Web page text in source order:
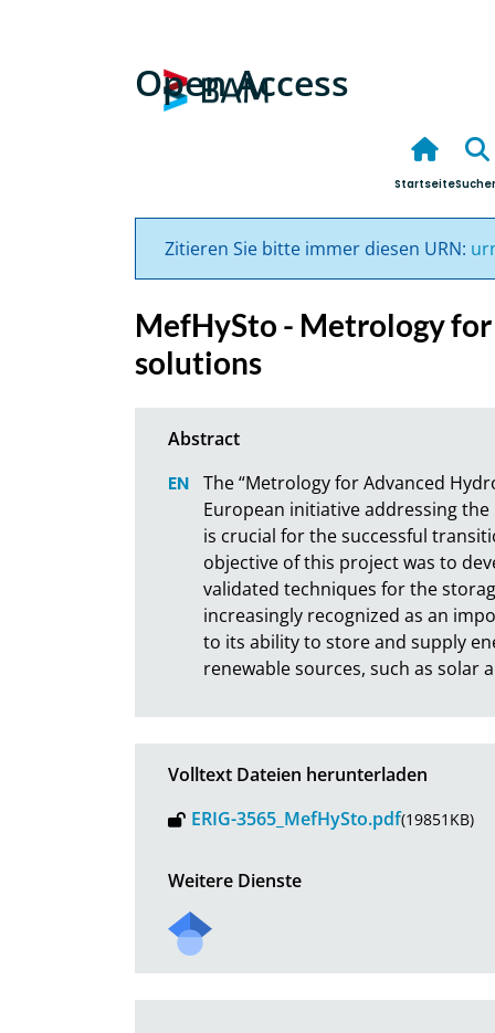
Open Access
Startseite
Zitieren Sie bitte immer diesen URN:
MefHySto - Metrology
solutions
The “Metrology for Advanced
European initiative addressing
is crucial for the successful
objective of this project was to
validated techniques for the
increasingly recognized as an
to its ability to store and supply
renewable sources, such as solar
Volltext Dateien herunterladen
ERIG-3565_MefHySto.pdf(19851KB)
Weitere Dienste